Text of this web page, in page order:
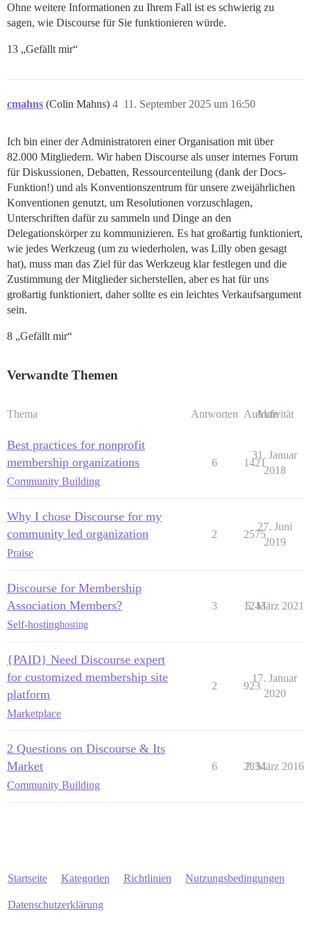
Ohne weitere Informationen zu Ihrem Fall ist es schwierig zu
sagen, wie Discourse für Sie funktionieren würde.
13 „Gefällt mir“
cmahns (Colin Mahns) 11. September 2025 um 16:50
4
Ich bin einer der Administratoren einer Organisation mit über
82.000 Mitgliedern. Wir haben Discourse als unser internes Forum
für Diskussionen, Debatten, Ressourcenteilung (dank der Docs-
Funktion!) und als Konventionszentrum für unsere zweijährlichen
Konventionen genutzt, um Resolutionen vorzuschlagen,
Unterschriften dafür zu sammeln und Dinge an den
Delegationskörper zu kommunizieren. Es hat großartig funktioniert,
wie jedes Werkzeug (um zu wiederholen, was Lilly oben gesagt
hat), muss man das Ziel für das Werkzeug klar festlegen und die
Zustimmung der Mitglieder sicherstellen, aber es hat für uns
großartig funktioniert, daher sollte es ein leichtes Verkaufsargument
sein.
8 „Gefällt mir“
Verwandte Themen
Thema Antworten Aufrufe
Aktivität
Best practices for nonprofit
membership organizations
Community Building
6 1421
31. Januar
2018
Why I chose Discourse for my
community led organization
Praise
2 2575
27. Juni
2019
Discourse for Membership
Association Members?
Self-hostinghosting
3 1243
5. März 2021
{PAID} Need Discourse expert
for customized membership site
platform
Marketplace
2 923
17. Januar
2020
2 Questions on Discourse & Its
Market
Community Building
6 2854
7. März 2016
Startseite Kategorien Richtlinien Nutzungsbedingungen
Datenschutzerklärung